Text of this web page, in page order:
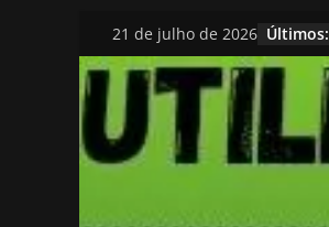
Pular
para
o
conteúdo
21 de julho de 2026 Últimos: